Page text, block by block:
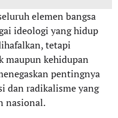
elemen bangsa
ideologi yang hidup
tetapi
maupun kehidupan
pentingnya
dan radikalisme yang
nasional.